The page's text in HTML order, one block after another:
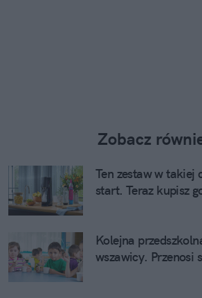
Zobacz
Ten zestaw w takiej
start. Teraz kupisz
Kolejna
wszawicy. Przenosi